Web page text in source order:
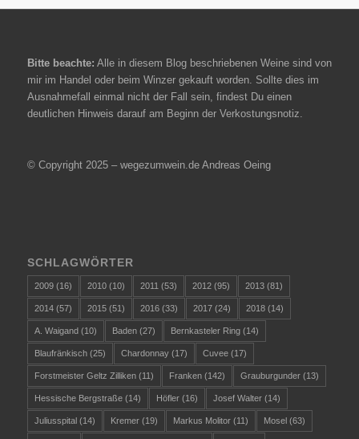
Bitte beachte: Alle in diesem Blog beschriebenen Weine sind von
mir im Handel oder beim Winzer gekauft worden. Sollte dies im
Ausnahmefall einmal nicht der Fall sein, findest Du einen
deutlichen Hinweis darauf am Beginn der Verkostungsnotiz.
© Copyright 2025 – wegezumwein.de Andreas Oeing
SCHLAGWÖRTER
2009(16) 2010(10) 2011 (53) 2012(95) 2013(81)
2014(57) 2015(51) 2016(33) 2017(24) 2018(14)
A. Waigand(10) Baden(27) Bernkasteler Ring(14)
Blaufränkisch(25) Chardonnay(17) Cuvee(17)
Forstmeister Geltz Zilliken(11) Franken(142) Grauburgunder(13)
Hessische Bergstraße(14) Höfler(16) Josef Walter(14)
Juliusspital(14) Kremer(19) Markus Molitor(11) Mosel(63)